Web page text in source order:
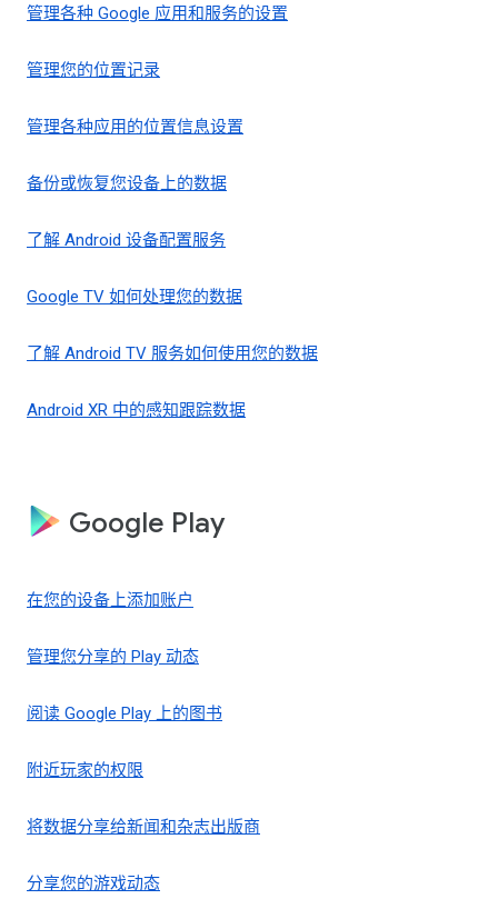
管理各种 Google 应用和服务的设置
管理您的位置记录
管理各种应用的位置信息设置
备份或恢复您设备上的数据
了解 Android 设备配置服务
Google TV 如何处理您的数据
了解 Android TV 服务如何使用您的数据
Android XR 中的感知跟踪数据
Google Play
在您的设备上添加账户
管理您分享的 Play 动态
阅读 Google Play 上的图书
附近玩家的权限
将数据分享给新闻和杂志出版商
分享您的游戏动态